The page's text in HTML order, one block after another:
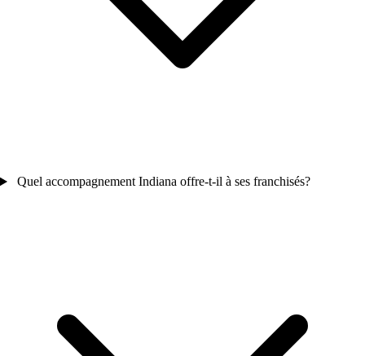
Quel accompagnement Indiana offre-t-il à ses franchisés?